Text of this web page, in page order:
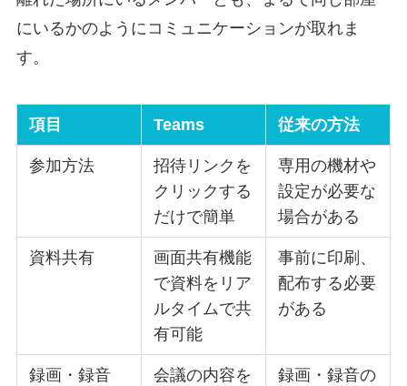
にいるかのようにコミュニケーションが取れま
す。
項目 Teams 従来の方法
参加方法
招待リンクを
クリックする
だけで簡単
専用の機材や
設定が必要な
場合がある
資料共有
画面共有機能
で資料をリア
ルタイムで共
有可能
事前に印刷、
配布する必要
がある
録画・録音
会議の内容を
録画・録音の